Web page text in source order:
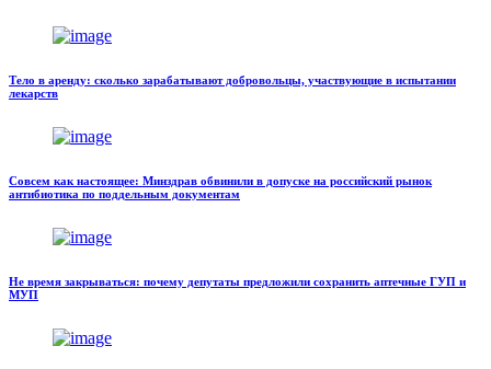
Тело в аренду: сколько зарабатывают добровольцы, участвующие в испытании
лекарств
Совсем как настоящее: Минздрав обвинили в допуске на российский рынок
антибиотика по поддельным документам
Не время закрываться: почему депутаты предложили сохранить аптечные ГУП и
МУП